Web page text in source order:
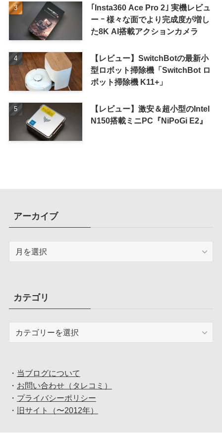
｢Insta360 Ace Pro 2｣ 実機レビュ
ー ｰ 様々な面でより完成度が増し
た8K AI搭載アクションカメラ
【レビュー】SwitchBotの最新小
型ロボット掃除機「SwitchBot ロ
ボット掃除機 K11+」
【レビュー】激安＆超小型のIntel
N150搭載ミニPC『NiPoGi E2』
アーカイブ
ブカテゴリ
・ 当ブログについて
・ お問い合わせ（タレコミ）
・ プライバシーポリシー
・
旧サイト（〜2012年）